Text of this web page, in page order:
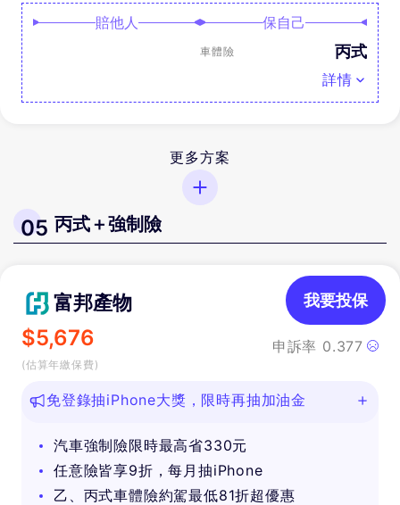
賠他人 保自己
車體險 丙式
詳情
更多方案
05 丙式＋強制險
富邦產物
$5,676
(估算年繳保費)
申訴率 0.377
我要投保
免登錄抽iPhone大獎，限時再抽加油金
汽車強制險限時最高省330元
任意險皆享9折，每月抽iPhone
乙、丙式車體險約駕最低81折超優惠